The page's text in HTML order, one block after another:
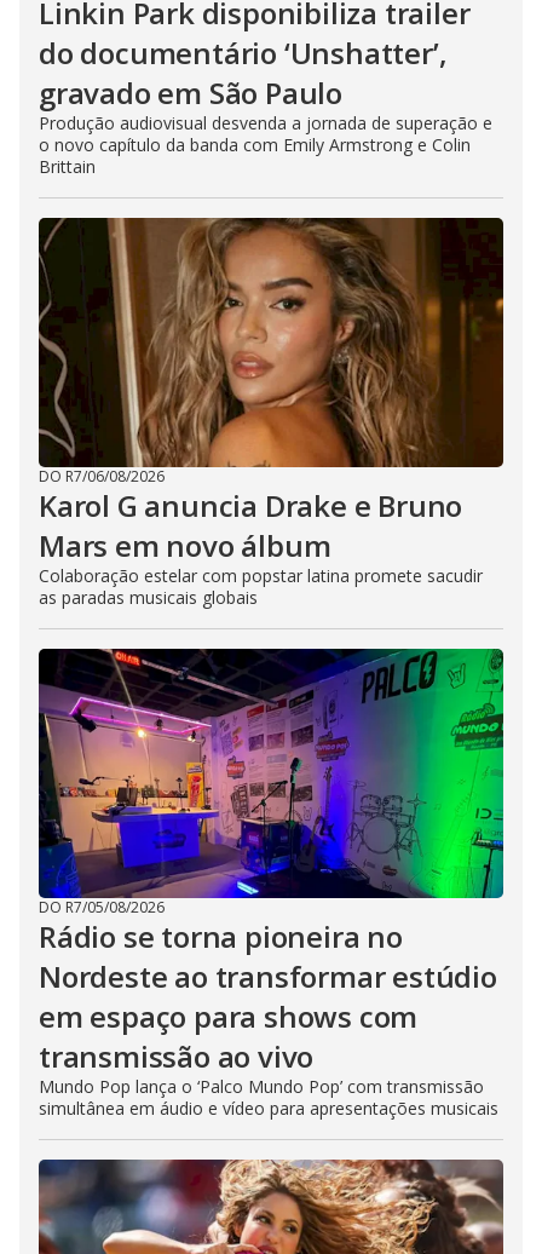
Linkin Park disponibiliza trailer
do documentário ‘Unshatter’,
gravado em São Paulo
Produção audiovisual desvenda a jornada de superação e
o novo capítulo da banda com Emily Armstrong e Colin
Brittain
DO R7/06/08/2026
Karol G anuncia Drake e Bruno
Mars em novo álbum
Colaboração estelar com popstar latina promete sacudir
as paradas musicais globais
DO R7/05/08/2026
Rádio se torna pioneira no
Nordeste ao transformar estúdio
em espaço para shows com
transmissão ao vivo
Mundo Pop lança o ‘Palco Mundo Pop’ com transmissão
simultânea em áudio e vídeo para apresentações musicais